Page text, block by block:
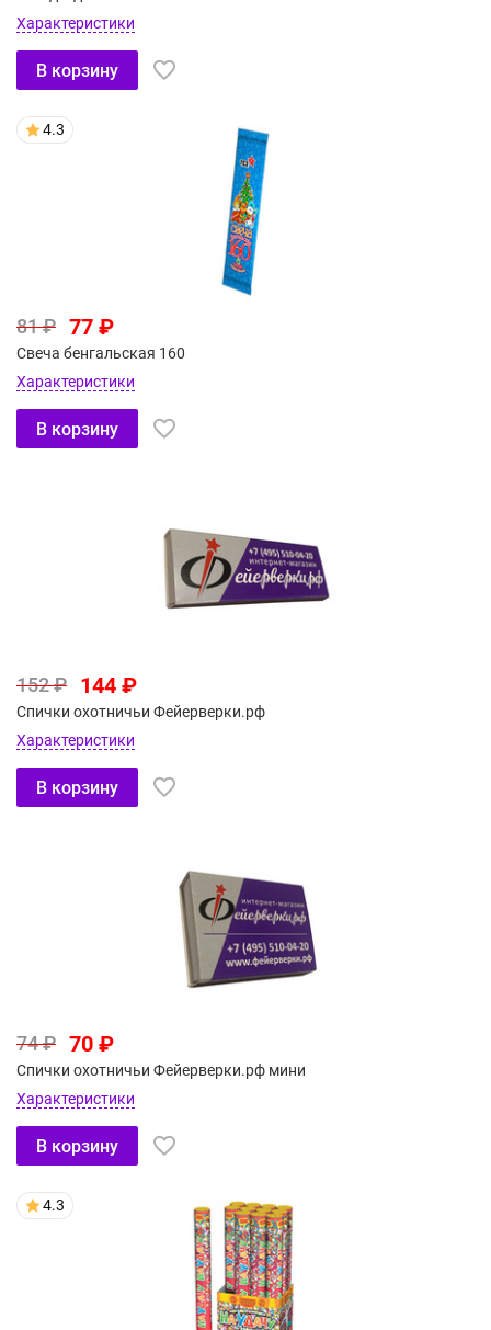
Характеристики
В корзину
4.3
81 ₽ 77 ₽
Свеча бенгальская 160
Характеристики
В корзину
152 ₽ 144 ₽
Спички охотничьи Фейерверки.рф
Характеристики
В корзину
74 ₽ 70 ₽
Спички охотничьи Фейерверки.рф мини
Характеристики
В корзину
4.3